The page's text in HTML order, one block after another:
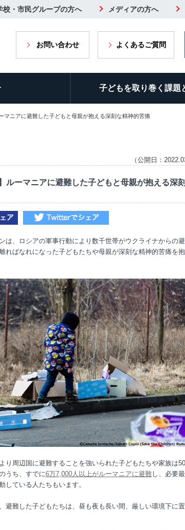
校・市民グループの方へ メディアの方へ
お問い合わせ よくあるご質問
子どもを取り巻く課題
マニアに避難した子どもと母親が抱える深刻な精神的苦痛
（公開日：
ルーマニアに避難した子どもと母親が抱える深
は、ロシアの軍事行動により数千世帯がウクライナからの
ればなれになった子どもたちや母親が深刻な精神的苦痛を
り周辺国に避難することを強いられた子どもたちや家族は
うち、すでに6万7,000人以上がルーマニアに避難し、必要
している人たちもいます。
避難した子どもたちは、昼も夜も長い間、厳しい環境下に